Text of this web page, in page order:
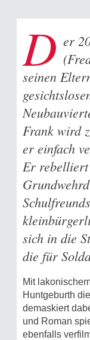
D er
seinen
Frank wird
er einfach
Er rebelliert
sich in die
die für
Mit
Huntgeburth
demaskiert
und Roman
ebenfalls